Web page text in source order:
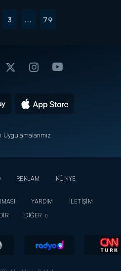
3 ... 79
Uygulamalarımız
REKLAM
KÜNYE
YARDIM
İLETİŞİM
DİĞER